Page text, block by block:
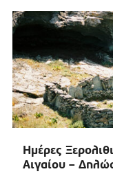
Ημέρες
Αιγαίου –